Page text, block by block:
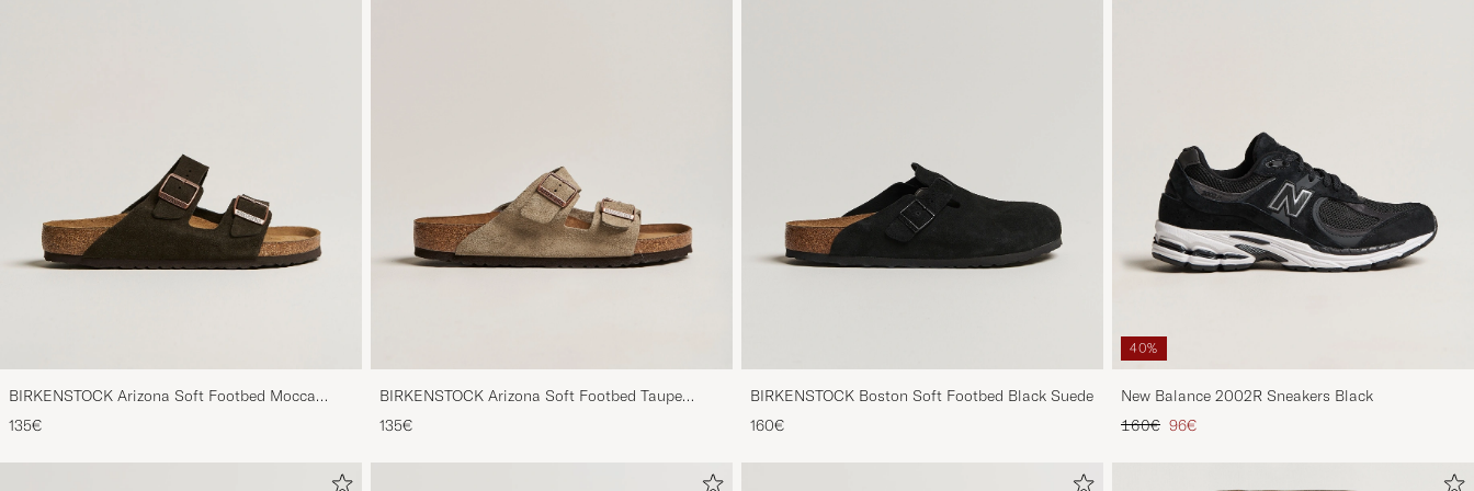
BIRKENSTOCK Arizona Soft Footbed Mocca
Suede
135€
BIRKENSTOCK Arizona Soft Footbed Taupe
Suede
135€
BIRKENSTOCK Boston Soft Footbed Black Suede
160€
40%
New Balance 2002R Sneakers Black
Tavallinen hinta
160€ Alennettu hinta
96€